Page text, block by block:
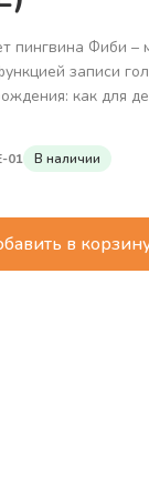
пингвина Фиби –
записи
как для
атмосферу и
Фиби станет
и
засыпать!
игрушка для
животик Фиби
01 В наличии
в